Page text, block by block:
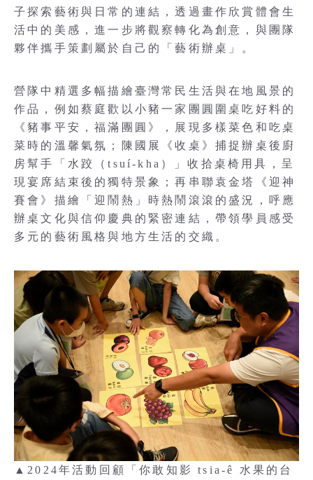
子探索藝術與日常的連結，透過畫作欣賞體會生
活中的美感，進一步將觀察轉化為創意，與團隊
夥伴攜手策劃屬於自己的「藝術辦桌」。
營隊中精選多幅描繪臺灣常民生活與在地風景的
作品，例如蔡庭歡以小豬一家團圓圍桌吃好料的
《豬事平安，福滿團圓》，展現多樣菜色和吃桌
菜時的溫馨氣氛；陳國展《收桌》捕捉辦桌後廚
房幫手「水跤（tsuí-kha）」收拾桌椅用具，呈
現宴席結束後的獨特景象；再串聯袁金塔《迎神
賽會》描繪「迎鬧熱」時熱鬧滾滾的盛況，呼應
辦桌文化與信仰慶典的緊密連結，帶領學員感受
多元的藝術風格與地方生活的交織。
▲2024年活動回顧「你敢知影 tsia-ê 水果的台